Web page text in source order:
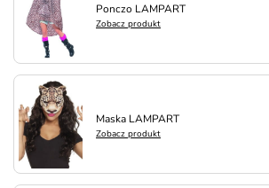
Ponczo LAMPART
Zobacz produkt
Maska LAMPART
Zobacz produkt